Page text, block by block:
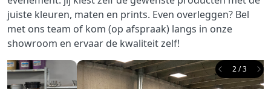
juiste kleuren, maten en prints. Even overleggen? Bel
met ons team of kom (op afspraak) langs in onze
showroom en ervaar de kwaliteit zelf!
Previous
2 / 3